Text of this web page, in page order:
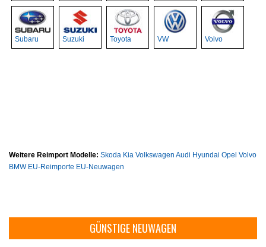
Subaru Suzuki Toyota VW Volvo
Weitere Reimport Modelle: Skoda Kia Volkswagen Audi Hyundai Opel Volvo
BMW EU-Reimporte EU-Neuwagen
GÜNSTIGE NEUWAGEN